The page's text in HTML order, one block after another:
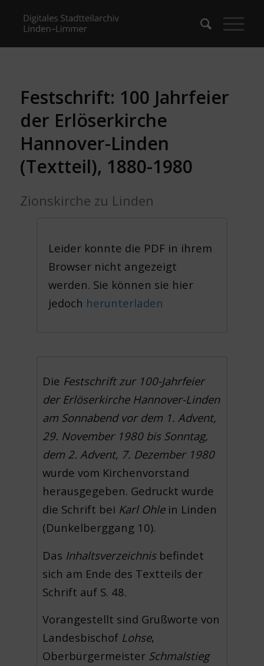
Festschrift: 100 Jahrfeier
der Erlöserkirche
Hannover-Linden
(Textteil), 1880-1980
Zionskirche zu Linden
Leider konnte die PDF in ihrem
Browser nicht angezeigt
werden. Sie können sie hier
jedoch herunterladen
Die Festschrift zur 100-Jahrfeier
der Erlöserkirche Hannover-Linden
am Sonnabend vor dem 1. Advent,
29. November 1980 bis Sonntag,
dem 2. Advent, 7. Dezember 1980
wurde vom Kirchenvorstand
herausgegeben. Gedruckt wurde
die Schrift bei Karl Ohlein Linden
(Dunkelberggang 10).
Das Inhaltsverzeichnisbefindet
sich am Ende des Textteils der
Schrift auf S. 48.
Vorangestellt sind Grußworte von
Landesbischof Lohse,
Oberbürgermeister Schmalstieg